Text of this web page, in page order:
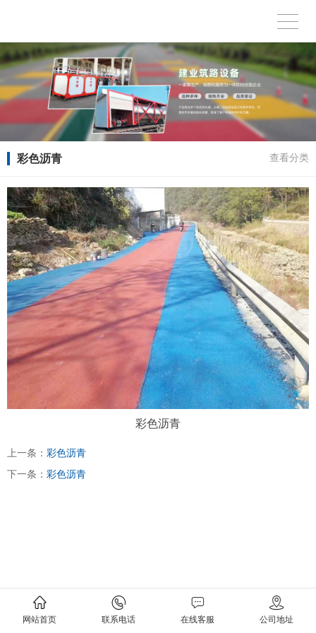
彩色沥青 查看分类
彩色沥青
上一条： 彩色沥青
下一条： 彩色沥青
网站首页 联系电话 在线客服 公司地址